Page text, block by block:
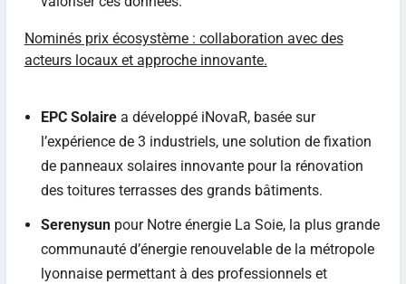
Nominés prix écosystème : collaboration avec des
acteurs locaux et approche innovante.
EPC Solaire a développé iNovaR, basée sur
l’expérience de 3 industriels, une solution de fixation
de panneaux solaires innovante pour la rénovation
des toitures terrasses des grands bâtiments.
Serenysun pour Notre énergie La Soie, la plus grande
communauté d’énergie renouvelable de la métropole
lyonnaise permettant à des professionnels et